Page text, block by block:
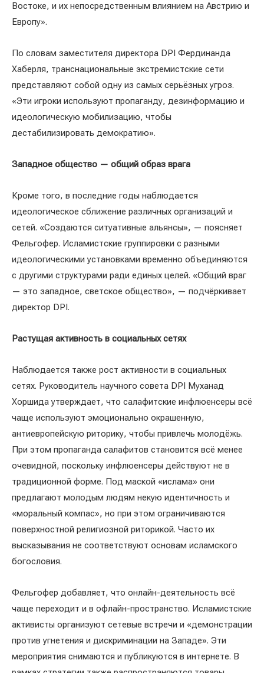
Востоке, и их непосредственным влиянием на Австрию и
Европу».
По словам заместителя директора DPI Фердинанда
Хаберля, транснациональные экстремистские сети
представляют собой одну из самых серьёзных угроз.
«Эти игроки используют пропаганду, дезинформацию и
идеологическую мобилизацию, чтобы
дестабилизировать демократию».
Западное общество — общий образ врага
Кроме того, в последние годы наблюдается
идеологическое сближение различных организаций и
сетей. «Создаются ситуативные альянсы», — поясняет
Фельгофер. Исламистские группировки с разными
идеологическими установками временно объединяются
с другими структурами ради единых целей. «Общий враг
— это западное, светское общество», — подчёркивает
директор DPI.
Растущая активность в социальных сетях
Наблюдается также рост активности в социальных
сетях. Руководитель научного совета DPI Муханад
Хоршида утверждает, что салафитские инфлюенсеры всё
чаще используют эмоционально окрашенную,
антиевропейскую риторику, чтобы привлечь молодёжь.
При этом пропаганда салафитов становится всё менее
очевидной, поскольку инфлюенсеры действуют не в
традиционной форме. Под маской «ислама» они
предлагают молодым людям некую идентичность и
«моральный компас», но при этом ограничиваются
поверхностной религиозной риторикой. Часто их
высказывания не соответствуют основам исламского
богословия.
Фельгофер добавляет, что онлайн-деятельность всё
чаще переходит и в офлайн-пространство. Исламистские
активисты организуют сетевые встречи и «демонстрации
против угнетения и дискриминации на Западе». Эти
мероприятия снимаются и публикуются в интернете. В